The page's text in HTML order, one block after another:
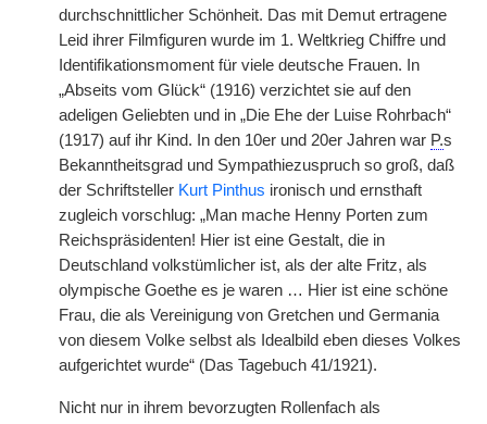
durchschnittlicher Schönheit. Das mit Demut ertragene
Leid ihrer Filmfiguren wurde im 1. Weltkrieg Chiffre und
Identifikationsmoment für viele deutsche Frauen. In
„Abseits vom Glück“ (1916) verzichtet sie auf den
adeligen Geliebten und in „Die Ehe der Luise Rohrbach“
(1917) auf ihr Kind. In den 10er und 20er Jahren war P.s
Bekanntheitsgrad und Sympathiezuspruch so groß, daß
der Schriftsteller Kurt Pinthus ironisch und ernsthaft
zugleich vorschlug: „Man mache Henny Porten zum
Reichspräsidenten! Hier ist eine Gestalt, die in
Deutschland volkstümlicher ist, als der alte Fritz, als
olympische Goethe es je waren … Hier ist eine schöne
Frau, die als Vereinigung von Gretchen und Germania
von diesem Volke selbst als Idealbild eben dieses Volkes
aufgerichtet wurde“ (Das Tagebuch 41/1921).
Nicht nur in ihrem bevorzugten Rollenfach als